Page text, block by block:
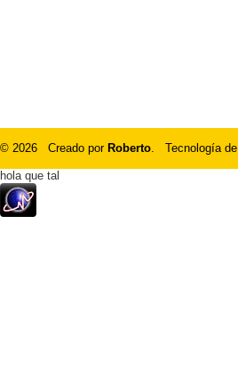
© 2026 Creado por Roberto. Tecnología de
hola que tal